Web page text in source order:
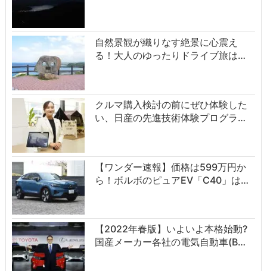
自然景観が織りなす絶景に心震え
る！大人のゆったりドライブ旅は…
クルマ購入検討の前にぜひ体験した
い、日産の先進技術体験プログラ…
【ワンダー速報】価格は599万円か
ら！ボルボのピュアEV「C40」は…
【2022年春版】いよいよ本格始動?
国産メーカー各社の電気自動車(B…